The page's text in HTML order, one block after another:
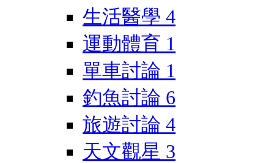
生活醫學 4
運動體育 1
單車討論 1
釣魚討論 6
旅遊討論 4
天文觀星 3